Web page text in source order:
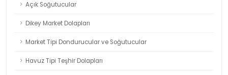
Açık Soğutucular
Dikey Market Dolapları
Market Tipi Dondurucular ve Soğutucular
Havuz Tipi Teşhir Dolapları